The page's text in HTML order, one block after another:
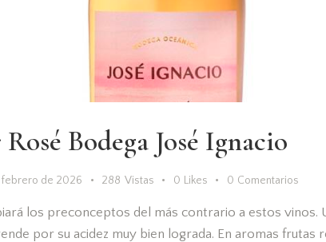
Bodega José Ignacio
de 2026 288 Vistas 0 Likes 0 Comentarios
los preconceptos del más contrario a estos vinos.
por su acidez muy bien lograda. En aromas frutas